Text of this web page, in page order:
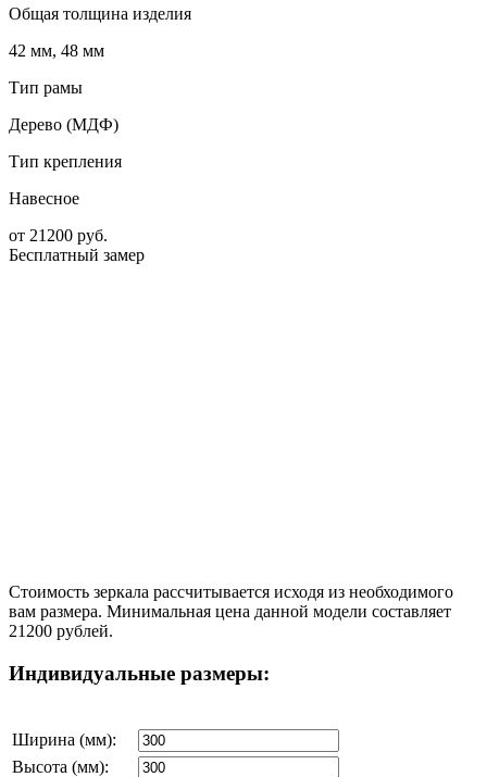
Общая толщина изделия
42 мм, 48 мм
Тип рамы
Дерево (МДФ)
Тип крепления
Навесное
от 21200 руб.
Бесплатный замер
Стоимость зеркала рассчитывается исходя из необходимого
вам размера. Минимальная цена данной модели составляет
21200 рублей.
Индивидуальные размеры:
Ширина (мм):
Высота (мм):